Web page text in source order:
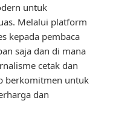
untuk
Melalui platform
kepada pembaca
saja dan di mana
cetak dan
berkomitmen untuk
dan